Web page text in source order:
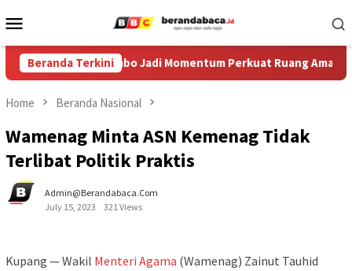
to
Menu
Beranda Terkini
XIV di Ledokombo Jadi Momentum Perkuat Ruang Aman bagi
Home Beranda Nasional
Wamenag Minta ASN Kemenag Tidak
Terlibat Politik Praktis
Admin@berandabaca.com
July 15, 2023
321 Views
Kupang — Wakil Menteri Agama (Wamenag) Zainut Tauhid